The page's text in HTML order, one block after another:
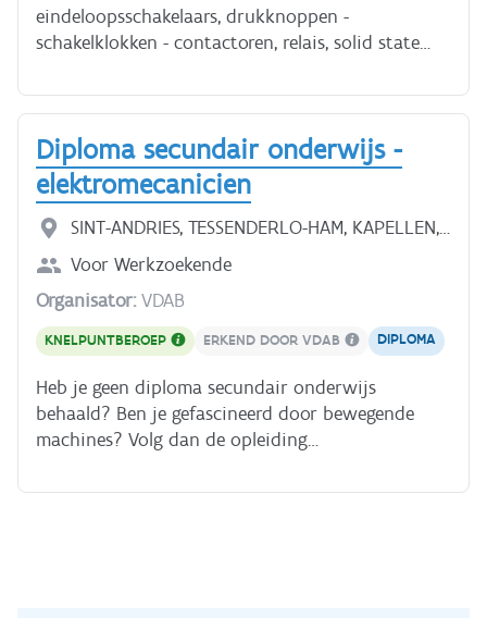
eindeloopsschakelaars, drukknoppen -
schakelklokken - contactoren, relais, solid state
Detektoren: - inductieve naderingschakelaars -
capacitieve naderingschakelaars - fotocellen
Diploma secundair onderwijs -
elektromecanicien
SINT-ANDRIES, TESSENDERLO-HAM, KAPELLEN,
IEPER
Voor Werkzoekende
Organisator:VDAB
KNELPUNTBEROEP ERKEND DOOR VDAB DIPLOMA
Heb je geen diploma secundair onderwijs
behaald? Ben je gefascineerd door bewegende
machines? Volg dan de opleiding
je een volwaardig secundair diploma behalen. Als